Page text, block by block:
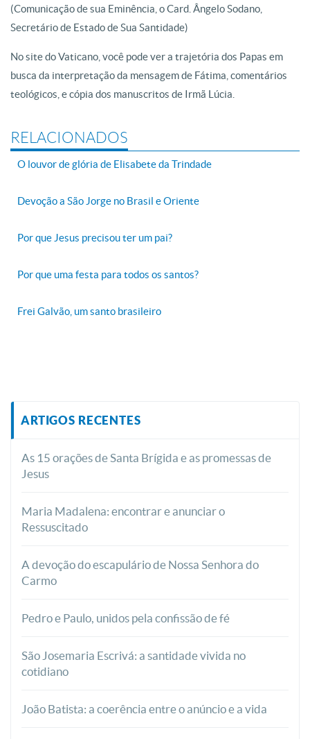
(Comunicação de sua Eminência, o Card. Ângelo Sodano,
Secretário de Estado de Sua Santidade)
No site do Vaticano, você pode ver a trajetória dos Papas em
busca da interpretação da mensagem de Fátima, comentários
teológicos, e cópia dos manuscritos de Irmã Lúcia.
RELACIONADOS
O louvor de glória de Elisabete da Trindade
Devoção a São Jorge no Brasil e Oriente
Por que Jesus precisou ter um pai?
Por que uma festa para todos os santos?
Frei Galvão, um santo brasileiro
ARTIGOS RECENTES
As 15 orações de Santa Brígida e as promessas de
Jesus
Maria Madalena: encontrar e anunciar o
Ressuscitado
A devoção do escapulário de Nossa Senhora do
Carmo
Pedro e Paulo, unidos pela confissão de fé
São Josemaria Escrivá: a santidade vivida no
cotidiano
João Batista: a coerência entre o anúncio e a vida